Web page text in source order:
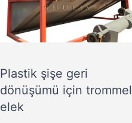
Plastik şişe geri
dönüşümü için trommel
elek